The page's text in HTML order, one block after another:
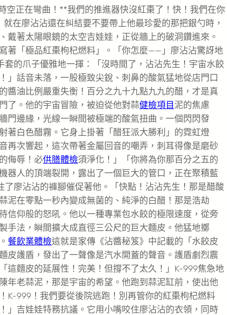
正在彎曲！**我們的推進器快沒紅棗了！快！我們在你
在廖沾沾還在糾結要不要帶上他最珍愛的那把銀勺時，
著太陽眼鏡的太空吉娃娃，正從牆上的破洞鑽進來。
著「極品紅棗枸杞燃料」。「你怎麼——」廖沾沾驚訝地
的爪子優雅地一揮：「沒時間了，沾沾先生！宇宙水餃
」話音未落，一股極致尖銳、刺鼻的酸氣猛地從店門口
醬油比例嚴重失衡！百分之九十九點九九的醋，才是真
了。他的宇宙冒險，被迫從他對蒜健檢項目 泥的焦慮
門邊緣，光線一瞬間被極端的酸氣扭曲。一個閃閃發
著白色醋霧。它身上掛著「醋狂派大勝利」的霓虹燈
再次響起，這次帶著金屬回音的嘲弄，刺耳得像是磨砂
侮辱！必供膳體檢須淨化！」「你將為你那百分之五的
器人的頂端裂開，露出了一個巨大的管口，正在聚積藍
廖沾沾的褲腳催促著他。「快點！沾沾先生！那是醋酸
泥在零點一秒內變成無菌的、純淨的白醋！那是浩劫
信仰般的怒吼。他以一種專業包水餃的極限速度，從旁
手法，瞬間擴大成直徑三公尺的巨大麵皮。他猛地擲
餐飲業體檢這就是家傳《沾醬秘笈》中記載的「水餃皮
皮護盾，發出了一聲像是汽水開蓋的聲音。護盾劇烈震
這麵皮的延展性！完美！但撐不了太久！」K-999焦急地
年老蒜泥，那是宇宙的希望。他跑到蒜泥缸前，使出他
K-999！我們要從後院逃跑！別再管你的紅棗枸杞燃料
」吉娃娃特務抗議。它用小嘴咬住廖沾沾的衣領，同時